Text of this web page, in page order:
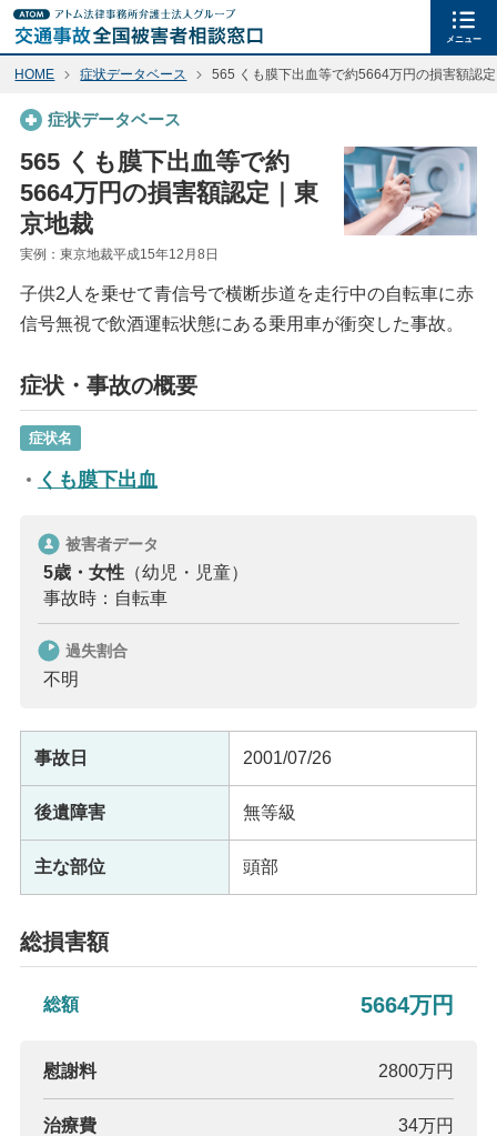
メニュー
HOME 症状データベース 565 くも膜下出血等で約5664万円の損害額認
症状データベース
565 くも膜下出血等で約
5664万円の損害額認定｜東
京地裁
実例：東京地裁平成15年12月8日
子供2人を乗せて青信号で横断歩道を走行中の自転車に赤
信号無視で飲酒運転状態にある乗用車が衝突した事故。
症状・事故の概要
症状名
くも膜下出血
被害者データ
5歳・女性 （幼児・児童）
事故時：自転車
過失割合
不明
事故日 2001/07/26
後遺障害 無等級
主な部位 頭部
総損害額
総額 5664万円
慰謝料 2800万円
治療費 34万円